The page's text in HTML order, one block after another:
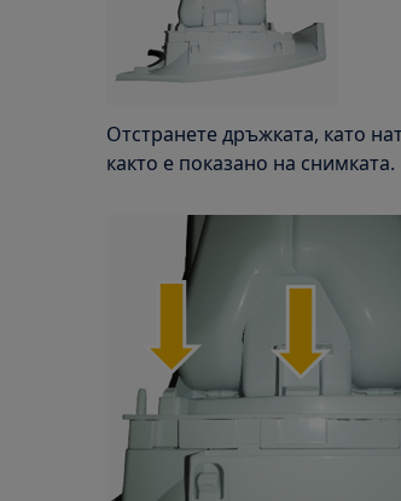
Отстранете дръжката, като
както е показано на снимката.